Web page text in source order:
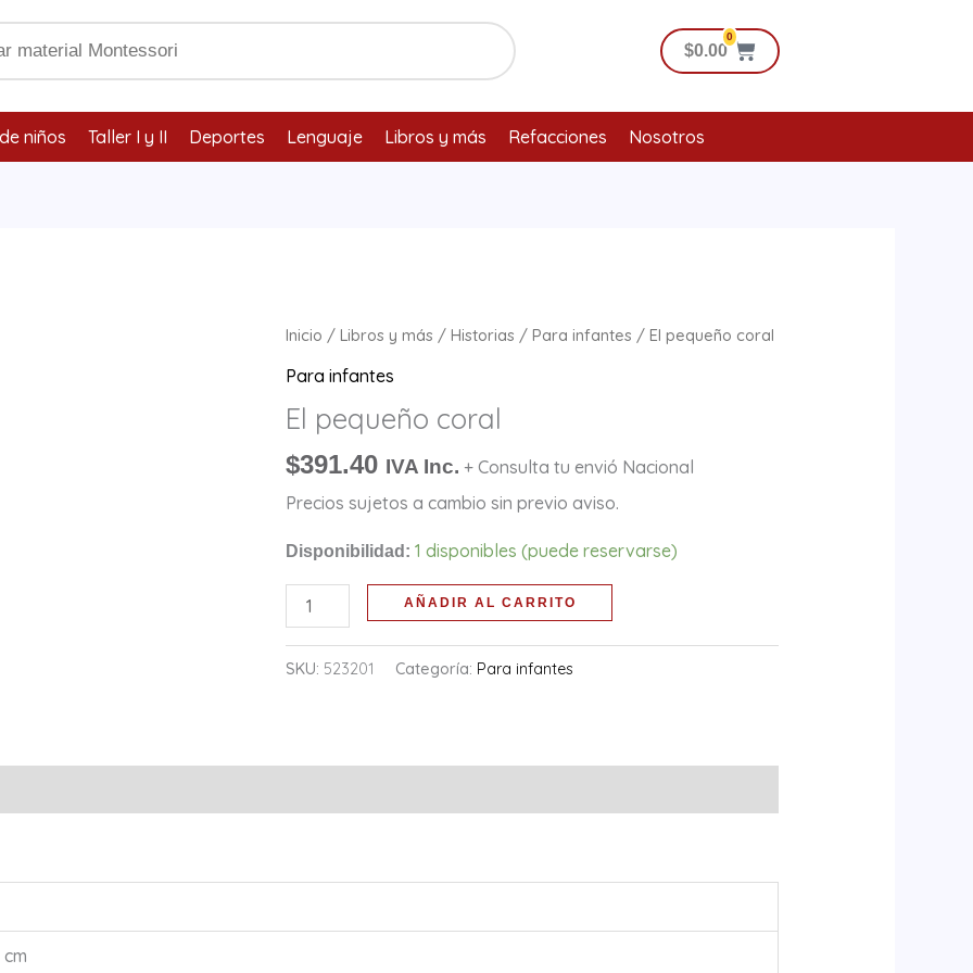
$0.00
0
Cart
niños Taller I y II Deportes Lenguaje Libros y más Refacciones Nosotros
Inicio /Libros y más /Historias /Para infantes / El pequeño coral
Para infantes
El pequeño coral
$391.40 IVA Inc. + Consulta tu envió Nacional
Precios sujetos a cambio sin previo aviso.
Disponibilidad: 1 disponibles (puede reservarse)
El
pequeño
cantidad
AÑADIR AL CARRITO
SKU: 523201 Categoría: Para infantes
cm